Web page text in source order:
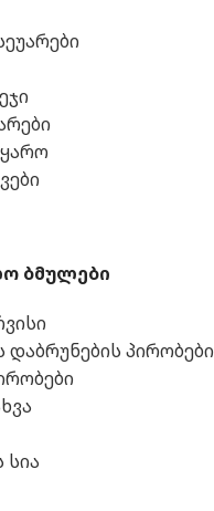
ბმულები
დაბრუნების პირობები
სია